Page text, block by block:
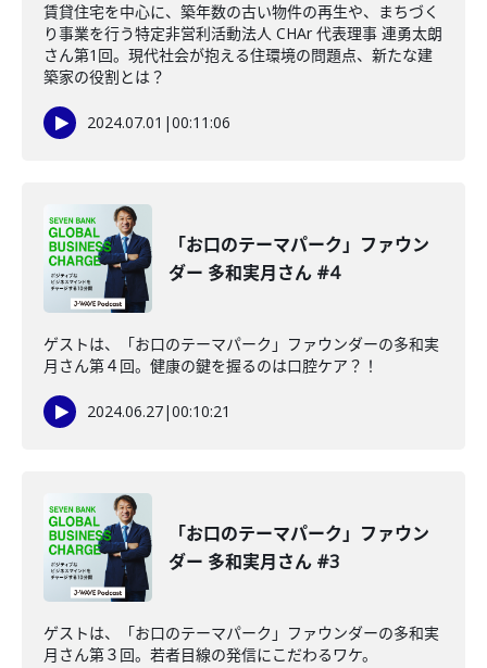
賃貸住宅を中心に、築年数の古い物件の再生や、まちづく
り事業を行う特定非営利活動法人 CHAr 代表理事 連勇太朗
さん第1回。現代社会が抱える住環境の問題点、新たな建
築家の役割とは？
2024.07.01 |00:11:06
「お口のテーマパーク」ファウン
ダー 多和実月さん #4
ゲストは、「お口のテーマパーク」ファウンダーの多和実
月さん第４回。健康の鍵を握るのは口腔ケア？！
2024.06.27|00:10:21
「お口のテーマパーク」ファウン
ダー 多和実月さん #3
ゲストは、「お口のテーマパーク」ファウンダーの多和実
月さん第３回。若者目線の発信にこだわるワケ。